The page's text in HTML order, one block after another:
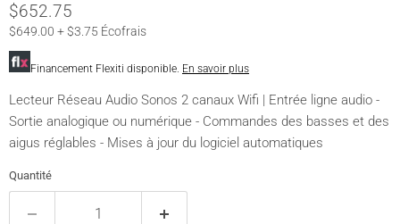
Prix actuel
$652.75
$649.00 + $3.75 Écofrais
Financement Flexiti disponible. En savoir plus
Lecteur Réseau Audio Sonos 2 canaux Wifi | Entrée ligne audio -
Sortie analogique ou numérique - Commandes des basses et des
aigus réglables - Mises à jour du logiciel automatiques
Quantité